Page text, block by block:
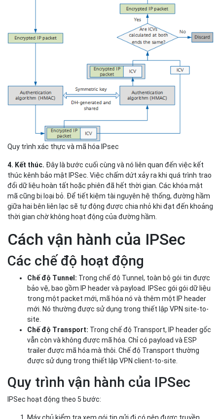
Đây là bước cuối cùng và nó liên quan đến việc kết
thúc kênh bảo mật IPSec. Việc chấm dứt xảy ra khi quá trình trao
đổi dữ liệu hoàn tất hoặc phiên đã hết thời gian. Các khóa mật
mã cũng bị loại bỏ. Để tiết kiệm tài nguyên hệ thống, đường hầm
giữa hai bên liên lạc sẽ tự động được chia nhỏ khi đạt đến khoảng
thời gian chờ không hoạt động của đường hầm.
Cách vận hành của IPSec
Các chế độ hoạt động
Chế độ Tunnel:Trong chế độ Tunnel, toàn bộ gói tin được
trong một packet mới, mã hóa nó và thêm một IP header
mới. Nó thường được sử dụng trong thiết lập VPN site-to-